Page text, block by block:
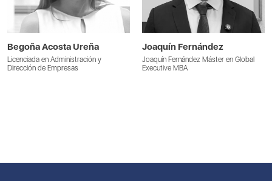
Begoña Acosta Ureña
Licenciada en Administración y
Dirección de Empresas
Joaquín Fernández
Joaquín Fernández Máster en Global
Executive MBA